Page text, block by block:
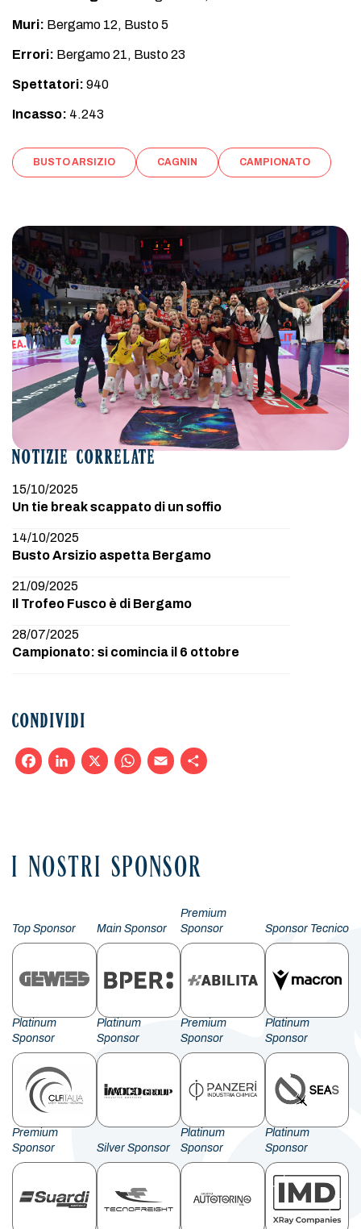
NOTIZIE CORRELATE
15/10/2025
Un tie break scappato di un soffio
14/10/2025
Busto Arsizio aspetta Bergamo
21/09/2025
Il Trofeo Fusco è di Bergamo
28/07/2025
Campionato: si comincia il 6 ottobre
CONDIVIDI
Muri: Bergamo 12, Busto 5
Errori: Bergamo 21, Busto 23
Spettatori: 940
Incasso: 4.243
BUSTO ARSIZIO CAGNIN CAMPIONATO
I NOSTRI SPONSOR
Top Sponsor Main Sponsor
Premium
Sponsor
Sponsor Tecnico
Platinum
Sponsor
Platinum
Sponsor
Premium
Sponsor
Platinum
Sponsor
Premium
Sponsor
Silver Sponsor
Platinum
Sponsor
Platinum
Sponsor